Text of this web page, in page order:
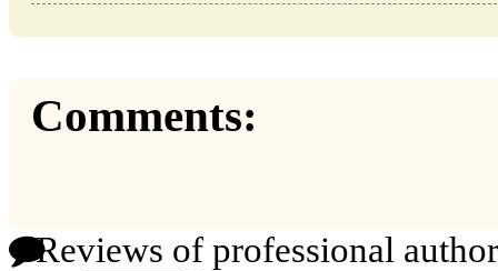
Comments:
Reviews of professional